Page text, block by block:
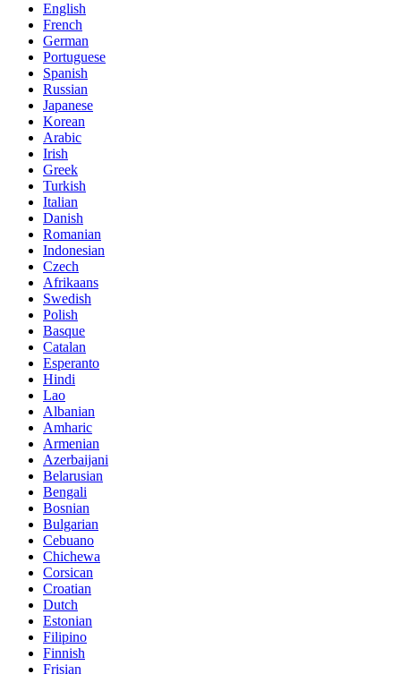
English
French
German
Portuguese
Spanish
Russian
Japanese
Korean
Arabic
Irish
Greek
Turkish
Italian
Danish
Romanian
Indonesian
Czech
Afrikaans
Swedish
Polish
Basque
Catalan
Esperanto
Hindi
Lao
Albanian
Amharic
Armenian
Azerbaijani
Belarusian
Bengali
Bosnian
Bulgarian
Cebuano
Chichewa
Corsican
Croatian
Dutch
Estonian
Filipino
Finnish
Frisian